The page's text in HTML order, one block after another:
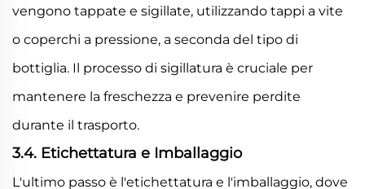
vengono tappate e sigillate, utilizzando tappi a vite
o coperchi a pressione, a seconda del tipo di
bottiglia. Il processo di sigillatura è cruciale per
mantenere la freschezza e prevenire perdite
durante il trasporto.
3.4. Etichettatura e Imballaggio
L'ultimo passo è l'etichettatura e l'imballaggio, dove